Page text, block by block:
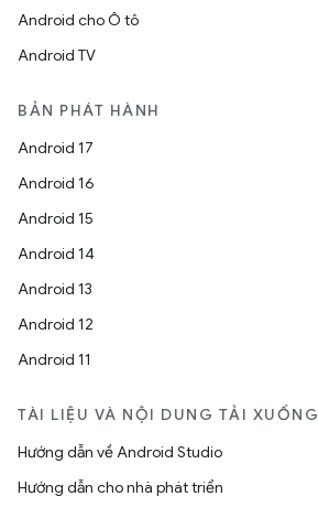
Android cho Ô tô
Android TV
BẢN PHÁT HÀNH
Android 17
Android 16
Android 15
Android 14
Android 13
Android 12
Android 11
TÀI LIỆU VÀ NỘI DUNG TẢI XUỐNG
Hướng dẫn về Android Studio
Hướng dẫn cho nhà phát triển